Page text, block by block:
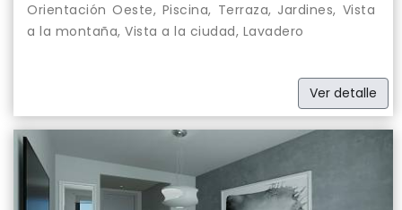
Orientación Oeste, Piscina, Terraza, Jardines, Vista
a la montaña, Vista a la ciudad, Lavadero
Ver detalle